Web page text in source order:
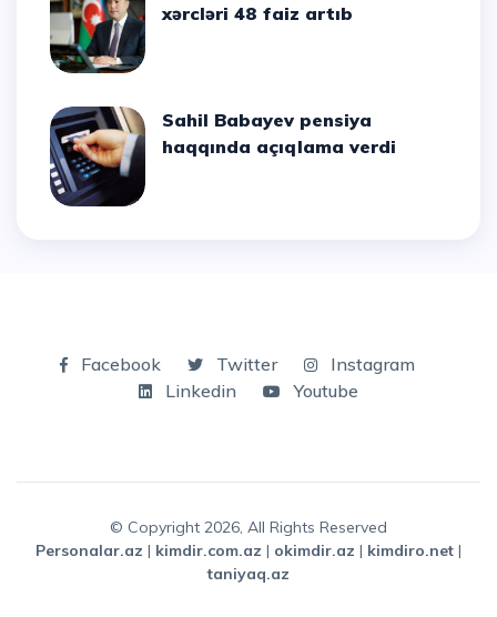
xərcləri 48 faiz artıb
Sahil Babayev pensiya
haqqında açıqlama verdi
Facebook Twitter
Instagram
Linkedin
Youtube
© Copyright 2026, All Rights Reserved
personalar.az | kimdir.com.az | okimdir.az | kimdiro.net |
taniyaq.az